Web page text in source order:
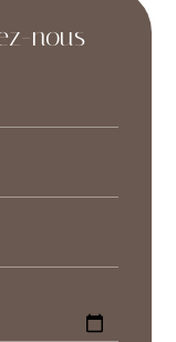
nous